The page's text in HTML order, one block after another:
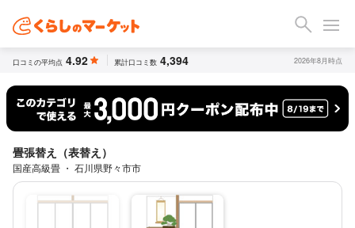
口コミの平均点 4.92 累計口コミ数 4,394 2026年8月時点
畳張替え（表替え）
国産高級畳 ・ 石川県野々市市